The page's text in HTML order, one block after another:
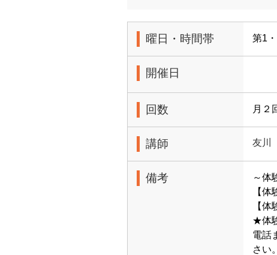
曜日・時間帯 第1
開催日
回数 月２
講師 友川
備考
～体
【
【
★体
電話
さい。